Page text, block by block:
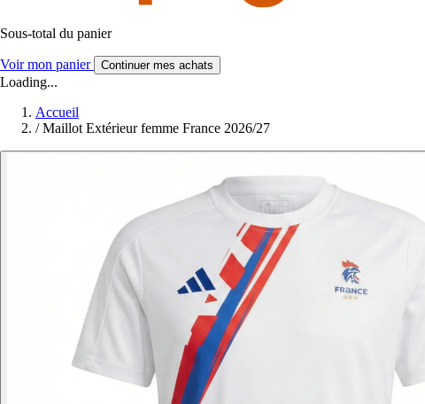
Sous-total du panier
Voir mon panier Continuer mes achats
Loading...
Accueil
/ Maillot Extérieur femme France 2026/27